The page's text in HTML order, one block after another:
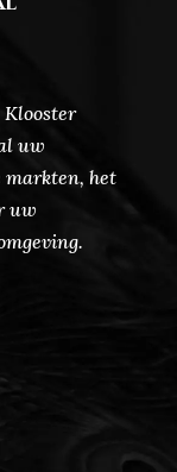
uw
markten, het
uw